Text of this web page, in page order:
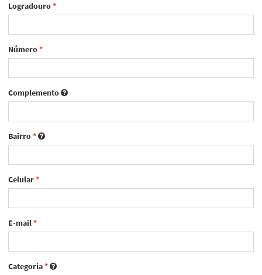
Logradouro*
Número*
Complemento
Bairro*
Celular*
E-mail*
Categoria*